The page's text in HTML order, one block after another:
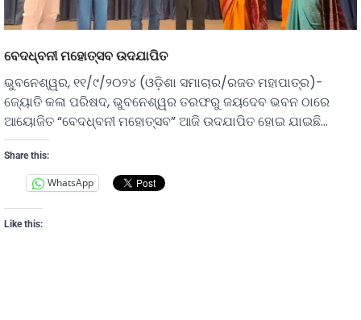
ବେଦଧ୍ବନୀ ମହୋତ୍ସବ ଉଦଯାପିତ
ଭୁବନେଶ୍ୱର, ୧୧/୯/୨୦୨୪ (ଓଡ଼ିଶା ସମାଚାର/ରଜତ ମହାପାତ୍ର)-
ଜ୍ୟୋତି କଳା ପରିଷଦ, ଭୁବନେଶ୍ୱର ତରଫରୁ ଜୟଦେବ ଭବନ ଠାରେ
ଆୟୋଜିତ “ବେଦଧ୍ବନୀ ମହୋତ୍ସବ” ଆଜି ଉଦଯାପିତ ହୋଇ ଯାଇଛି…
Share this:
WhatsApp
Like this: